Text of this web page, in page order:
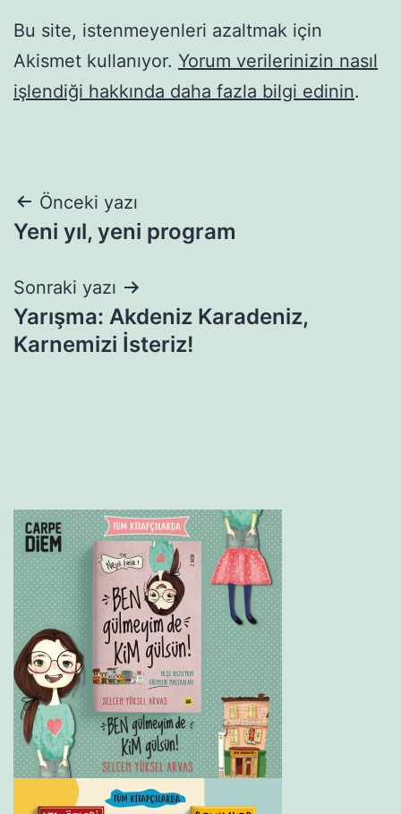
Bu site, istenmeyenleri azaltmak için
Akismet kullanıyor. Yorum verilerinizin nasıl
işlendiği hakkında daha fazla bilgi edinin.
Yazı
gezinmesi
Önceki yazı
Yeni yıl, yeni program
Sonraki yazı
Yarışma: Akdeniz Karadeniz,
Karnemizi İsteriz!